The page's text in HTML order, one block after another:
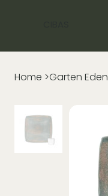
Home >Garten Eden